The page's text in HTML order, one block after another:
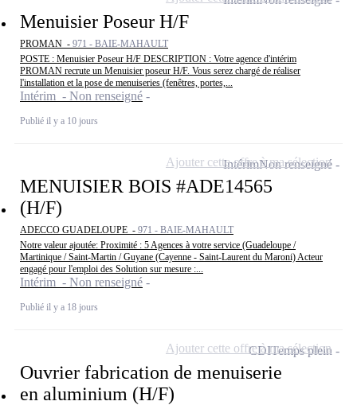
Menuisier Poseur H/F
PROMAN - 971 - BAIE-MAHAULT
POSTE : Menuisier Poseur H/F DESCRIPTION : Votre agence d'intérim
PROMAN recrute un Menuisier poseur H/F. Vous serez chargé de réaliser
l'installation et la pose de menuiseries (fenêtres, portes,...
Intérim - Non renseigné
Publié il y a 10 jours
MENUISIER BOIS #ADE14565
(H/F)
ADECCO GUADELOUPE - 971 - BAIE-MAHAULT
Notre valeur ajoutée: Proximité : 5 Agences à votre service (Guadeloupe /
Martinique / Saint-Martin / Guyane (Cayenne - Saint-Laurent du Maroni) Acteur
engagé pour l'emploi des Solution sur mesure :...
Intérim - Non renseigné
Publié il y a 18 jours
IntérimNon renseigné
Ajouter cette offre à ma sélection
Ouvrier fabrication de menuiserie
en aluminium (H/F)
CDITemps plein
Ajouter cette offre à ma sélection